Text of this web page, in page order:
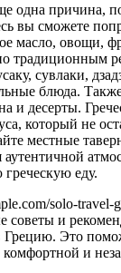
одна причина,
вы сможете
масло, овощи,
традиционным
сувлаки,
блюда.
и десерты.
который не
местные
еду.
solo-travel-
советы и
Грецию. Это
и